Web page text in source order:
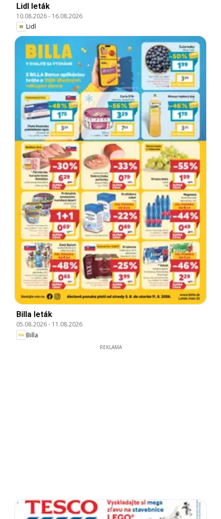
Lidl leták
10.08.2026- 16.08.2026
Lidl
Billa leták
05.08.2026- 11.08.2026
Billa
REKLAMA